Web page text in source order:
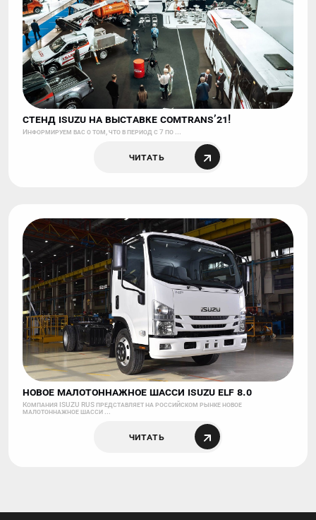
СТЕНД ISUZU НА ВЫСТАВКЕ COMTRANS’21!
Информируем вас о том, что в период с 7 по ...
Читать
НОВОЕ МАЛОТОННАЖНОЕ ШАССИ ISUZU ELF 8.0
Компания ISUZU RUS представляет на российском рынке новое
малотоннажное шасси ...
Читать